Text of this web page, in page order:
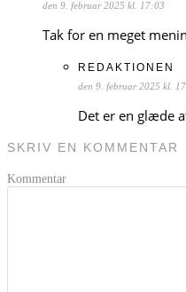
den 9. februar 2025 kl. 17:03
Tak for en meget
REDAKTIONEN
den 9. februar 2025 kl.
Det er en glæde
SKRIV EN KOMMENTAR
Kommentar